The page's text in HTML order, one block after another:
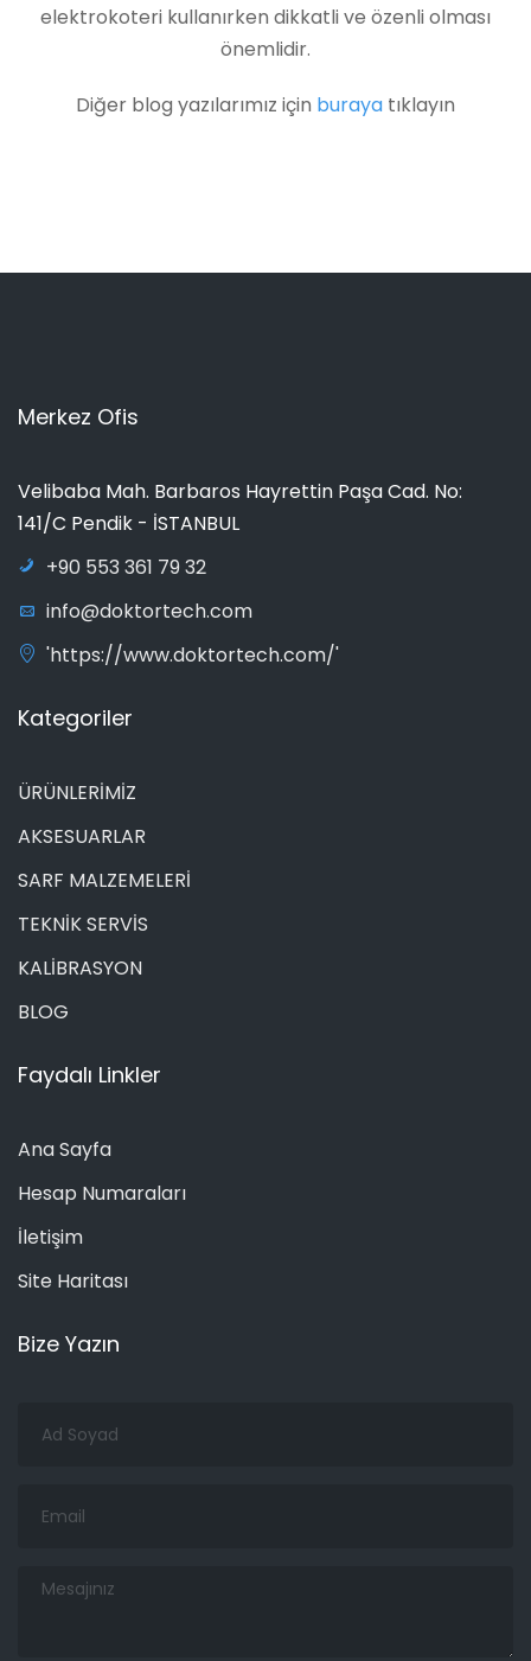
elektrokoteri kullanırken dikkatli ve özenli olması
önemlidir.
Diğer blog yazılarımız için buraya tıklayın
Merkez Ofis
Velibaba Mah. Barbaros Hayrettin Paşa Cad. No:
141/C Pendik - İSTANBUL
+90 553 361 79 32
info@doktortech.com
'https://www.doktortech.com/'
Kategoriler
ÜRÜNLERİMİZ
AKSESUARLAR
SARF MALZEMELERİ
TEKNİK SERVİS
KALİBRASYON
BLOG
Faydalı Linkler
Ana Sayfa
Hesap Numaraları
İletişim
Site Haritası
Bize Yazın
Soyad
Mesajınız